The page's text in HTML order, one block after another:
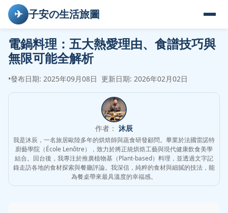
✈ 子安の生活旅圖
電鍋料理：五大熱愛理由、食譜技巧與
無限可能全解析
•發布日期: 2025年09月08日 更新日期: 2026年02月02日
作者： 沐辰
我是沐辰，一名旅居歐陸多年的烘焙師與蔬食研發顧問。畢業於法國雷諾特
廚藝學院（École Lenôtre），致力於將正統烘焙工藝與現代健康飲食美學
結合。回台後，我專注於推廣植物基（Plant-based）料理，並透過文字記
錄走訪各地的食材探索與餐廳評論。我深信，純粹的食材與細膩的技法，能
為餐桌帶來最具溫度的幸福感。